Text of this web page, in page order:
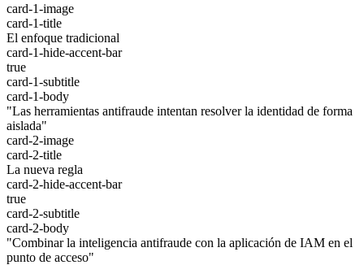
card-1-image
card-1-title
El enfoque tradicional
card-1-hide-accent-bar
true
card-1-subtitle
card-1-body
"Las herramientas antifraude intentan resolver la identidad de forma
aislada"
card-2-image
card-2-title
La nueva regla
card-2-hide-accent-bar
true
card-2-subtitle
card-2-body
"Combinar la inteligencia antifraude con la aplicación de IAM en el
punto de acceso"